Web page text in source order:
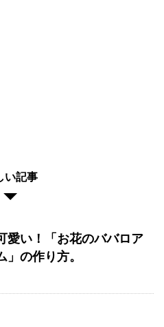
い記事
愛い！「お花のババロア
」の作り方。